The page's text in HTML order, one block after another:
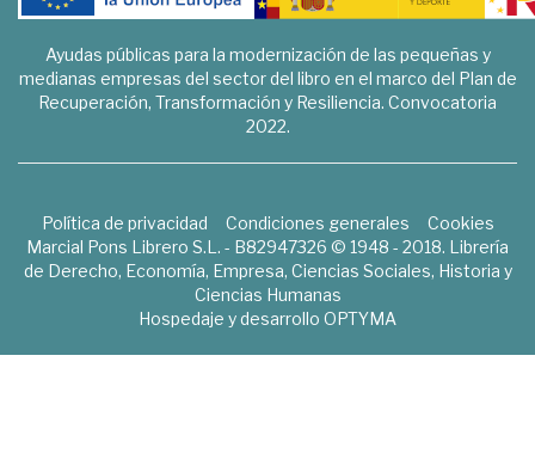
Ayudas públicas para la modernización de las pequeñas y
medianas empresas del sector del libro en el marco del Plan de
Recuperación, Transformación y Resiliencia. Convocatoria
2022.
Política de privacidad Condiciones generales
Cookies
Marcial Pons Librero S.L. - B82947326 © 1948 - 2018. Librería
de Derecho, Economía, Empresa, Ciencias Sociales, Historia y
Ciencias Humanas
Hospedaje y desarrollo OPTYMA